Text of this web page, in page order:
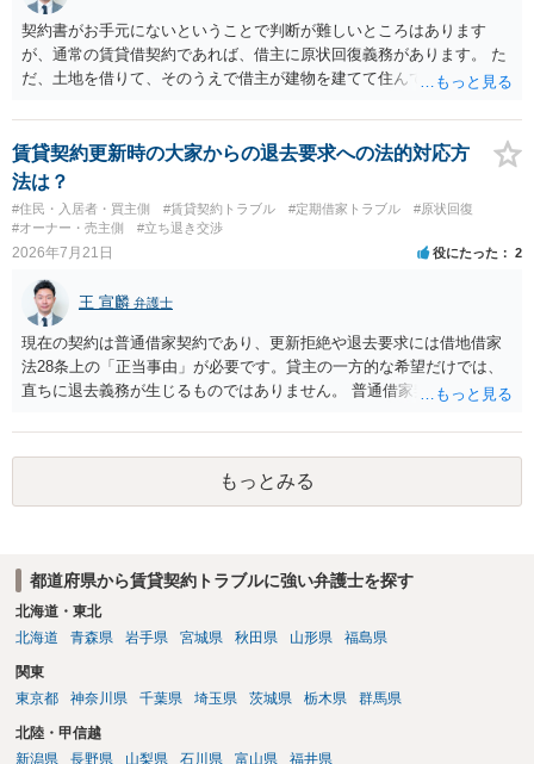
契約書がお手元にないということで判断が難しいところはあります
が、通常の賃貸借契約であれば、借主に原状回復義務があります。 た
だ、土地を借りて、そのうえで借主が建物を建てて住んでいたケース
であれば、建物を収去して土地を明渡す義務は原則生じないはずで
す。 その後、建物を平屋に立て替えた場合であっても、貸主の承諾を
得ているのであれば、単純に費用を捻出した側に平屋の所有権が帰属
する、という話になるわけでもないように思います。 そのため、現
状、解体費用を負担することが明確な案件ではないため、まずは相手
に請求の根拠（なぜ当方が平屋の解体費用を負担しなければならない
賃貸契約更新時の大家からの退去要求への法的対応方
法は？
#住民・入居者・買主側 #賃貸契約トラブル #定期借家トラブル
#原状回復
#オーナー・売主側
#立ち退き交渉
2026年7月21日 役にたった 2
王 宣麟 弁護士
現在の契約は普通借家契約であり、更新拒絶や退去要求には借地借家
法28条上の「正当事由」が必要です。貸主の一方的な希望だけでは、
直ちに退去義務が生じるものではありません。 普通借家契約から定期
新たな定期借家契約を締結する形になりますが、これは任意の合意が
前提であり、借主が同意しなければ成立しません。 12年間の居住実
績、子どもの学校や地域とのつながり、転居費用の準備が困難な事情
などは、借主側の強い居住継続の必要性として正当事由判断において
れます。 建物が未登記であること自体は、賃貸借契約の有効性を直ち
に否定するものではなく、引渡しがされていれば賃貸借の効力は原則
有効とされています。 今後の交渉では、①現在は普通借家契約が継続
（誰が所有者で誰が実際に住む予定か等）を具体的に書面で説明して
ほしいこと、③自分たちの居住継続の必要性を丁寧に伝えること、を
基本方針としたうえで、仮に一定時期の退去を検討する場合には、立
もっとみる
都道府県から賃貸契約トラブルに強い弁護士を探す
北海道・東北
北海道
青森県 岩手県 宮城県 秋田県 山形県 福島県
関東
東京都
神奈川県 千葉県 埼玉県 茨城県 栃木県 群馬県
北陸・甲信越
新潟県
長野県 山梨県 石川県 富山県 福井県